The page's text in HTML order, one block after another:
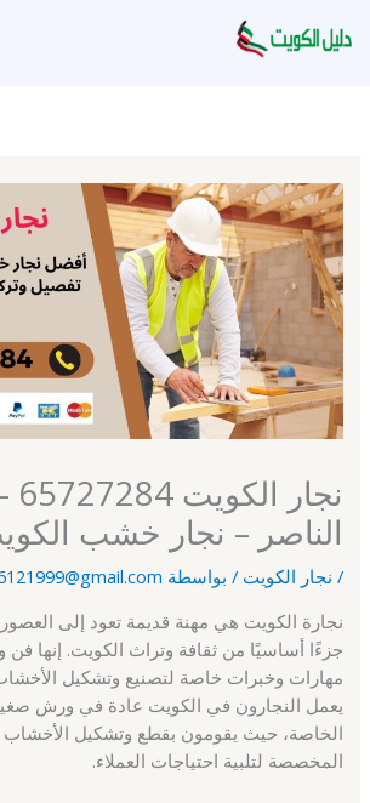
إلى
الناصر – نجار خشب
/ نجار الكويت / بواسطة
نجارة الكويت هي مهنة قديمة تعود إلى العصور
جزءًا أساسيًا من ثقافة وتراث الكويت. إنها
مهارات وخبرات خاصة لتصنيع وتشكيل
يعمل النجارون في الكويت عادة في ورش
الخاصة، حيث يقومون بقطع وتشكيل الأخشاب
المخصصة لتلبية احتياجات العملاء.